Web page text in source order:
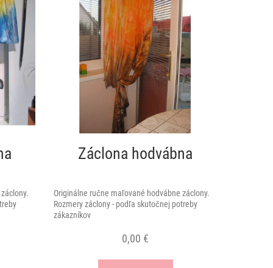
Záclona hodvábna
Originálne ručne maľované hodvábne záclony.
Rozmery záclony - podľa skutočnej potreby
zákazníkov
0,00 €